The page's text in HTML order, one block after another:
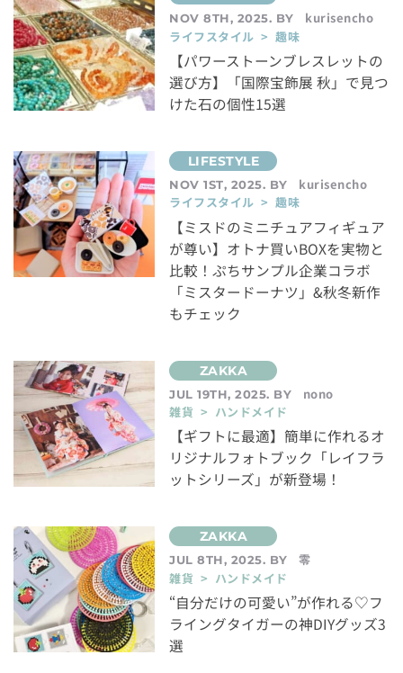
NOV 8TH, 2025. BY
kurisencho
ライフスタイル > 趣味
【パワーストーンブレスレットの
選び方】「国際宝飾展 秋」で見つ
けた石の個性15選
NOV 1ST, 2025. BY
kurisencho
ライフスタイル > 趣味
【ミスドのミニチュアフィギュア
が尊い】オトナ買いBOXを実物と
比較！ぷちサンプル企業コラボ
「ミスタードーナツ」&秋冬新作
もチェック
JUL 19TH, 2025. BY
nono
雑貨 > ハンドメイド
【ギフトに最適】簡単に作れるオ
リジナルフォトブック「レイフラ
ットシリーズ」が新登場！
JUL 8TH, 2025. BY
零
雑貨 > ハンドメイド
“自分だけの可愛い”が作れる♡フ
ライングタイガーの神DIYグッズ3
選